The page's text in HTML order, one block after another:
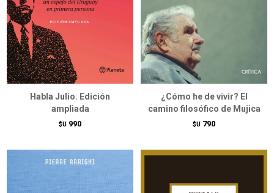
Habla Julio. Edición
ampliada
$U 990
¿Cómo he de vivir? El
camino filosófico de Mujica
$U 790